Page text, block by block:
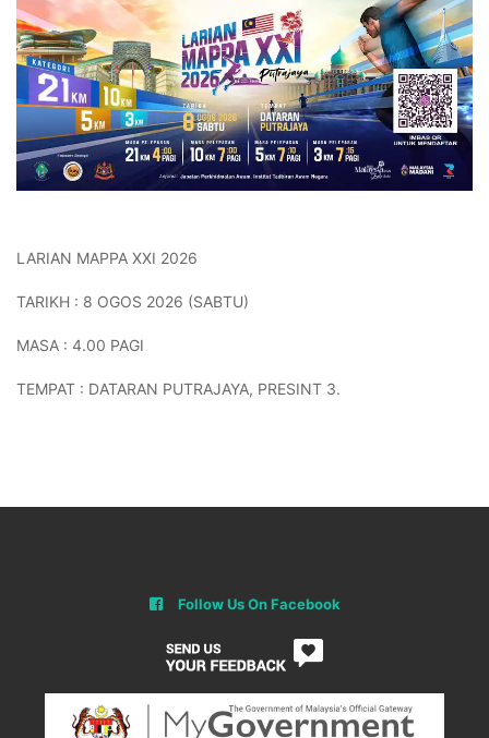
LARIAN MAPPA XXI 2026
TARIKH : 8 OGOS 2026 (SABTU)
MASA : 4.00 PAGI
TEMPAT : DATARAN PUTRAJAYA, PRESINT 3.
Follow Us On Facebook